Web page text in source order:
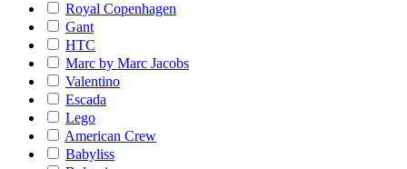
Royal Copenhagen
Gant
HTC
Marc by Marc Jacobs
Valentino
Escada
Lego
American Crew
Babyliss